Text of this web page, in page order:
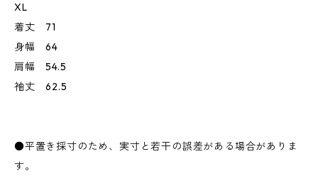
XL
着丈 71
身幅 64
肩幅 54.5
袖丈 62.5
●平置き採寸のため、実寸と若干の誤差がある場合がありま
す。